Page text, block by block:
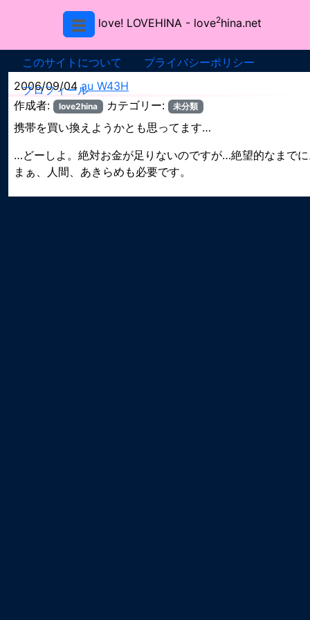
love! LOVEHINA - love2hina.net
このサイトについて
プライバシーポリシー
プロフィール
2006/09/04au W43H
作成者:
love2hina カテゴリー: 未分類
携帯を買い換えようかとも思ってます…
…どーしよ。絶対お金が足りないのですが…絶望的なまで
まぁ、人間、あきらめも必要です。